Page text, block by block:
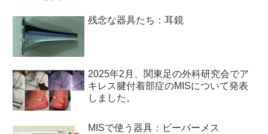
残念な器具たち：耳鏡
2025年2月、関東足の外科研究会でア
キレス腱付着部症のMISについて発表
しました。
MISで使う器具：ビーバーメス